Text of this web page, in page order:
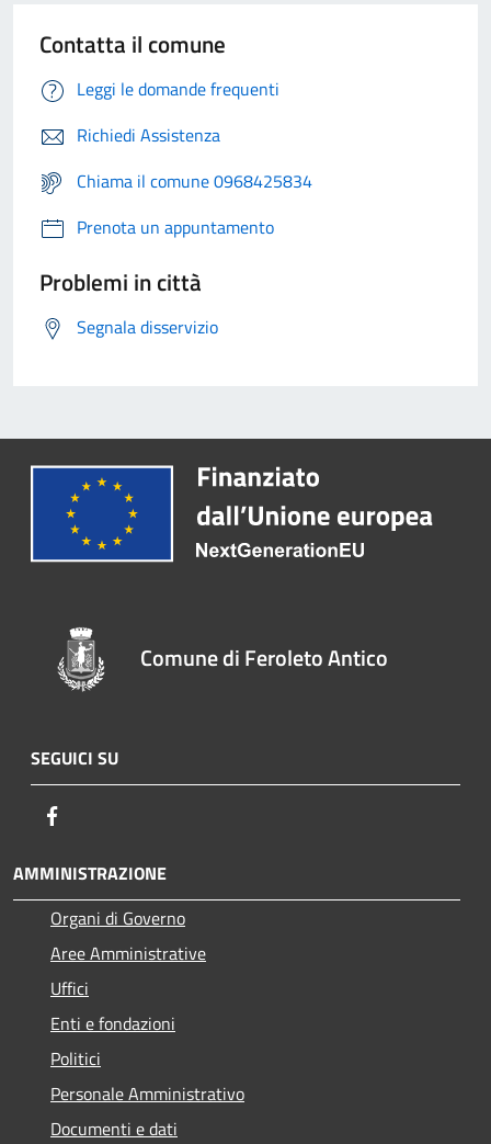
Contatta il comune
Leggi le domande frequenti
Richiedi Assistenza
Chiama il comune 0968425834
Prenota un appuntamento
Problemi in città
Segnala disservizio
Comune di Feroleto Antico
SEGUICI SU
AMMINISTRAZIONE
Organi di Governo
Aree Amministrative
Uffici
Enti e fondazioni
Politici
Personale Amministrativo
Documenti e dati